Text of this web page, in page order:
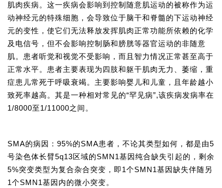
肌肉疾病。这一疾病会影响到控制随意肌运动的被称作为运
动神经元的特殊细胞，会导致位于脑干和脊髓的下运动神经
元的变性，使它们无法释放发挥肌肉正常功能所依赖的化学
及电信号，但不会影响控制肠和膀胱等器官运动的非随意
肌。患者听觉和视觉不受影响，而且智力情况正常甚至高于
正常水平。患者主要表现为四肢和躯干肌肉无力、萎缩，重
症患儿常死于呼吸衰竭。主要影响婴儿和儿童，且年龄越小
致死率越高。其是一种相对常见的“罕见病”,该疾病发病率在
1/8000至1/11000之间。
SMA的病因：95%的SMA患者，不论其类型如何，都是由5
号染色体长臂5q13区域的SMN1基因纯合缺失引起的，剩余
5%突变类型为复合杂合突变，即1个SMN1基因缺失伴随另
1个SMN1基因内的微小突变。